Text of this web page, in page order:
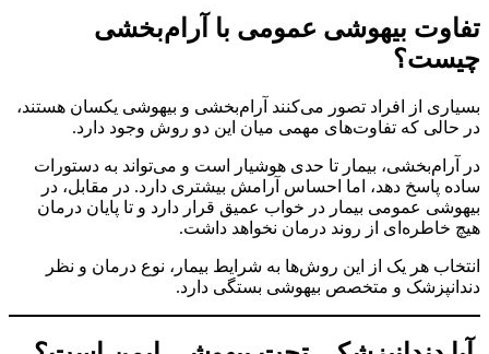
تفاوت بیهوشی عمومی با آرام‌بخشی
چیست؟
بسیاری از افراد تصور می‌کنند آرام‌بخشی و بیهوشی یکسان هستند،
در حالی که تفاوت‌های مهمی میان این دو روش وجود دارد.
در آرام‌بخشی، بیمار تا حدی هوشیار است و می‌تواند به دستورات
ساده پاسخ دهد، اما احساس آرامش بیشتری دارد. در مقابل، در
بیهوشی عمومی بیمار در خواب عمیق قرار دارد و تا پایان درمان
هیچ خاطره‌ای از روند درمان نخواهد داشت.
انتخاب هر یک از این روش‌ها به شرایط بیمار، نوع درمان و نظر
دندانپزشک و متخصص بیهوشی بستگی دارد.